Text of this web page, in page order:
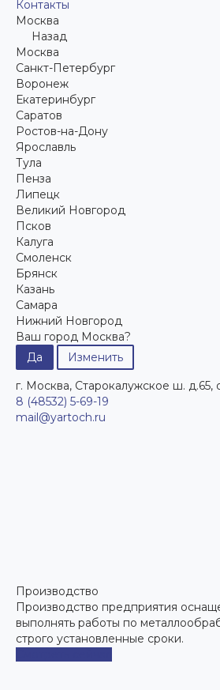
Контакты
Москва
Назад
Москва
Санкт-Петербург
Воронеж
Екатеринбург
Саратов
Ростов-на-Дону
Ярославль
Тула
Пенза
Липецк
Великий Новгород
Псков
Калуга
Смоленск
Брянск
Казань
Самара
Нижний Новгород
Ваш город Москва?
Да
Изменить
г. Москва, Старокалужское ш. д.65,
8 (48532) 5-69-19
mail@yartoch.ru
Производство
Производство предприятия
выполнять работы по
строго установленные сроки.